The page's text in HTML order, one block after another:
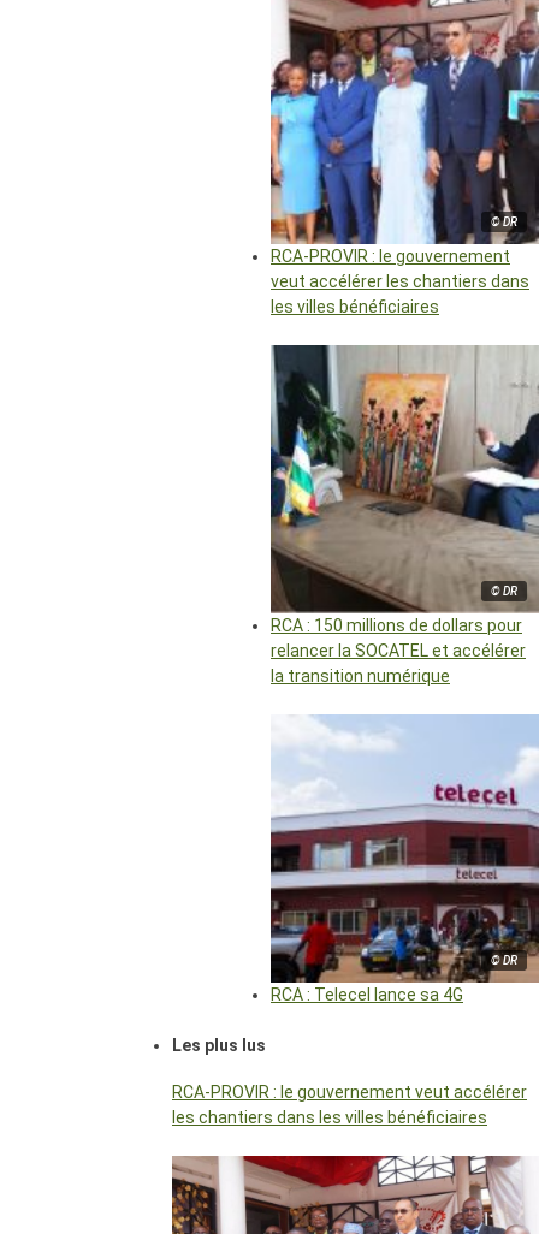
© DR
RCA-PROVIR : le gouvernement
veut accélérer les chantiers dans
les villes bénéficiaires
© DR
RCA : 150 millions de dollars pour
relancer la SOCATEL et accélérer
la transition numérique
© DR
RCA : Telecel lance sa 4G
Les plus lus
RCA-PROVIR : le gouvernement veut accélérer
les chantiers dans les villes bénéficiaires